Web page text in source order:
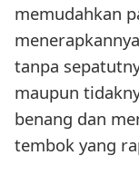
memudahkan
tanpa
maupun
benang dan
tembok yang